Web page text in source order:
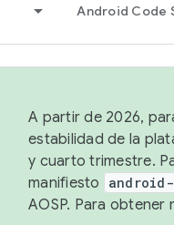
Android Code
A partir de 2026,
estabilidad de la
y cuarto trimestre.
manifiesto
AOSP. Para